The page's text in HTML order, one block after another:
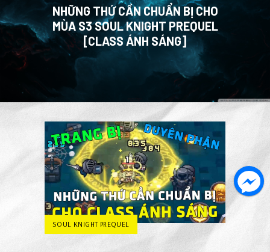
NHỮNG THỨ CẦN CHUẨN BỊ CHO
MÙA S3 SOUL KNIGHT PREQUEL
[CLASS ÁNH SÁNG]
SOUL KNIGHT PREQUEL